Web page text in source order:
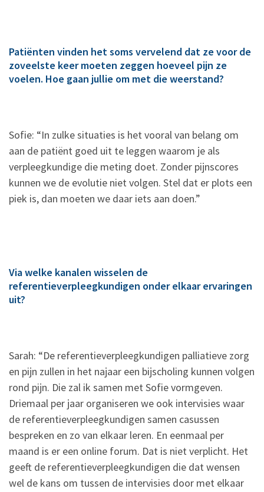
Patiënten vinden het soms vervelend dat ze voor de
zoveelste keer moeten zeggen hoeveel pijn ze
voelen. Hoe gaan jullie om met die weerstand?
Sofie: “In zulke situaties is het vooral van belang om
aan de patiënt goed uit te leggen waarom je als
verpleegkundige die meting doet. Zonder pijnscores
kunnen we de evolutie niet volgen. Stel dat er plots een
piek is, dan moeten we daar iets aan doen.”
Via welke kanalen wisselen de
referentieverpleegkundigen onder elkaar ervaringen
uit?
Sarah: “De referentieverpleegkundigen palliatieve zorg
en pijn zullen in het najaar een bijscholing kunnen volgen
rond pijn. Die zal ik samen met Sofie vormgeven.
Driemaal per jaar organiseren we ook intervisies waar
de referentieverpleegkundigen samen casussen
bespreken en zo van elkaar leren. En eenmaal per
maand is er een online forum. Dat is niet verplicht. Het
geeft de referentieverpleegkundigen die dat wensen
wel de kans om tussen de intervisies door met elkaar